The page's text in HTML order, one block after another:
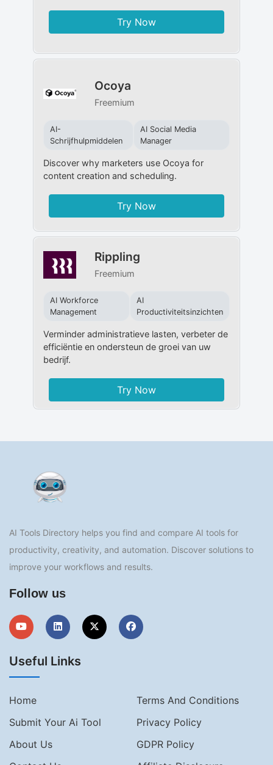
Try Now
Ocoya
Freemium
AI-
Schrijfhulpmiddelen
AI Social Media
Manager
Discover why marketers use Ocoya for
content creation and scheduling.
Try Now
Rippling
Freemium
AI Workforce
Management
AI
Productiviteitsinzichten
Verminder administratieve lasten, verbeter de
efficiëntie en ondersteun de groei van uw
bedrijf.
Try Now
AI Tools Directory helps you find and compare AI tools for
productivity, creativity, and automation. Discover solutions to
improve your workflows and results.
Follow us
Useful Links
Home
Terms And Conditions
Submit Your Ai Tool
Privacy Policy
About Us
GDPR Policy